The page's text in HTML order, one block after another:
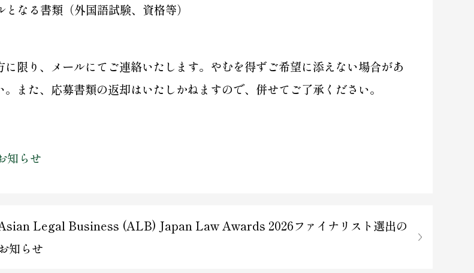
る書類（外国語試験、資格等）
に限り、メールにてご連絡いたします。やむを得ずご希望に添えない場合があ
また、応募書類の返却はいたしかねますので、併せてご了承ください。
知らせ
Legal Business (ALB) Japan Law Awards 2026ファイナリスト選出の
知らせ